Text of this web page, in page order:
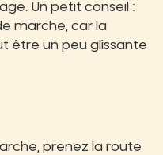
Un petit conseil :
marche, car la
être un peu glissante
prenez la route